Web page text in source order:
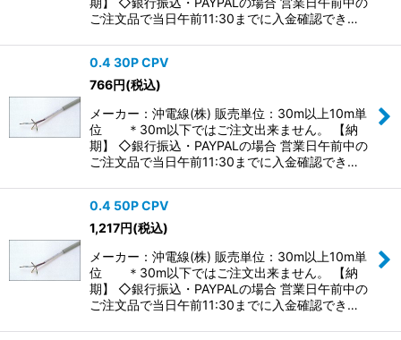
ご注文品で当日午前11:30までに入金確認でき…
0.4 30P CPV
766円(税込)
メーカー：沖電線(株) 販売単位：30m以上10m単
位 ＊30m以下ではご注文出来ません。 【納
期】 ◇銀行振込・PAYPALの場合 営業日午前中の
ご注文品で当日午前11:30までに入金確認でき…
0.4 50P CPV
1,217円(税込)
メーカー：沖電線(株) 販売単位：30m以上10m単
位 ＊30m以下ではご注文出来ません。 【納
期】 ◇銀行振込・PAYPALの場合 営業日午前中の
ご注文品で当日午前11:30までに入金確認でき…